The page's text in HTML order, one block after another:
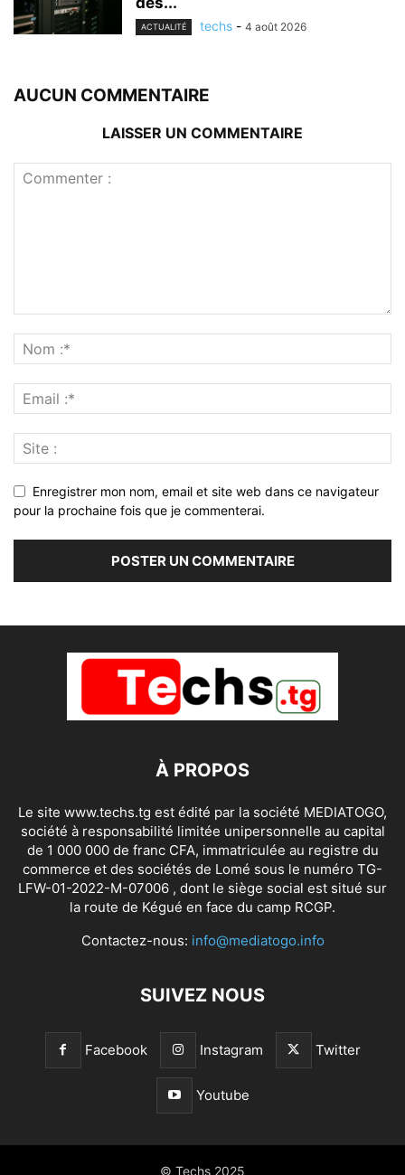
ACTUALITÉ techs - 4 août 2026
AUCUN COMMENTAIRE
LAISSER UN COMMENTAIRE
Enregistrer mon nom, email et site web dans ce navigateur
pour la prochaine fois que je commenterai.
À PROPOS
Le site www.techs.tg est édité par la société MEDIATOGO,
société à responsabilité limitée unipersonnelle au capital
de 1 000 000 de franc CFA, immatriculée au registre du
commerce et des sociétés de Lomé sous le numéro TG-
LFW-01-2022-M-07006 , dont le siège social est situé sur
la route de Kégué en face du camp RCGP.
Contactez-nous: info@mediatogo.info
SUIVEZ NOUS
Facebook Instagram Twitter
Youtube
© Techs 2025